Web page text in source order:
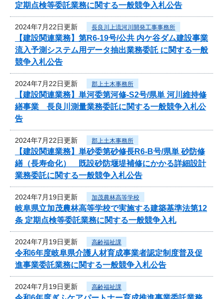
定期点検等委託業務に関する一般競争入札公告
2024年7月22日更新 長良川上流河川開発工事事務所
【建設関連業務】第R6-19号/公共 内ケ谷ダム建設事業
流入予測システム用データ抽出業務委託 に関する一般
競争入札公告
2024年7月22日更新 郡上土木事務所
【建設関連業務】単河委第河修-S2号/県単 河川維持修
繕事業 長良川測量業務委託に関する一般競争入札公
告
2024年7月22日更新 郡上土木事務所
【建設関連業務】単砂委第砂修長R6-B号/県単 砂防修
繕（長寿命化） 既設砂防堰堤補修にかかる詳細設計
業務委託に関する一般競争入札公告
2024年7月19日更新 加茂農林高等学校
岐阜県立加茂農林高等学校で実施する建築基準法第12
条 定期点検等委託業務に関する一般競争入札
2024年7月19日更新 高齢福祉課
令和6年度岐阜県介護人材育成事業者認定制度普及促
進事業委託業務に関する一般競争入札公告
2024年7月19日更新 高齢福祉課